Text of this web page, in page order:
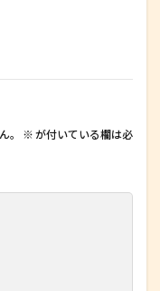
。 ※ が付いている欄は必